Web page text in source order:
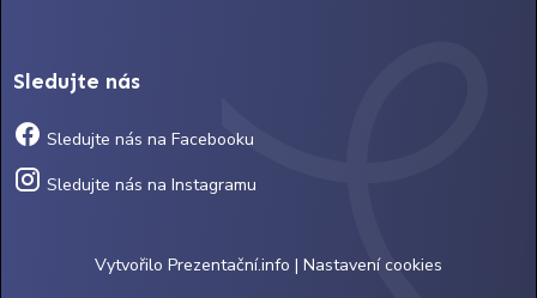
Sledujte nás
Sledujte nás na Facebooku
Sledujte nás na Instagramu
Vytvořilo Prezentační.info | Nastavení cookies